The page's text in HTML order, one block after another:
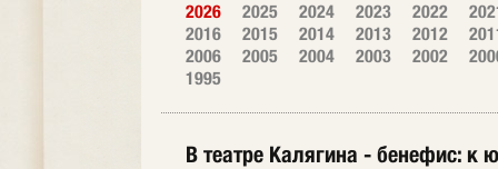
2026 2025 2024 2023 2022
2016
2015 2014 2013 2012
2006
2005 2004 2003 2002
1995
В театре Калягина - бенефис: